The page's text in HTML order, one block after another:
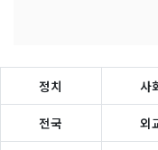
정치 사
전국 외